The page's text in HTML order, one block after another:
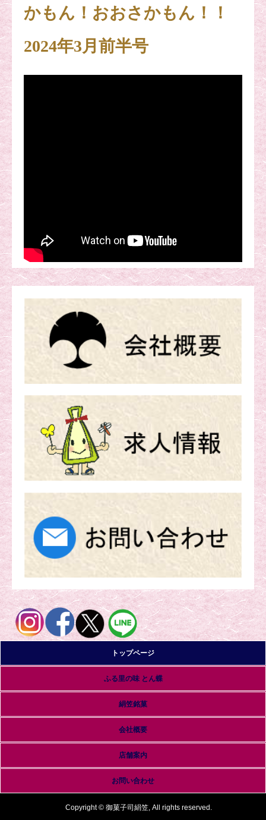
かもん！おおさかもん！！
2024年3月前半号
トップページ
ふる里の味 とん蝶
絹笠銘菓
会社概要
店舗案内
お問い合わせ
Copyright © 御菓子司絹笠, All rights reserved.